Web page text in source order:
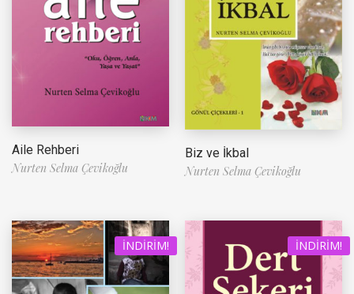
Aile Rehberi
Nurten Selma Çevikoğlu
Biz ve İkbal
Nurten Selma Çevikoğlu
İNDIRIM! İNDIRIM!